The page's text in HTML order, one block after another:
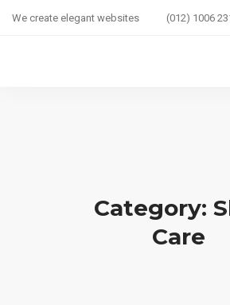
We create elegant websites (012) 1006
SEXUAL WELLNESSCategory:
Care